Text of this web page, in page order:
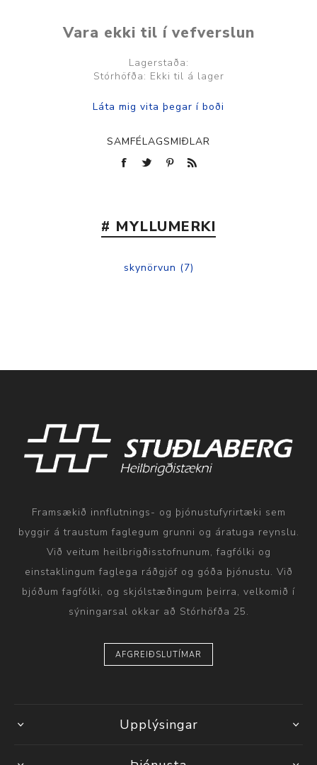
Vara ekki til í vefverslun
Lagerstaða:
Stórhöfða: Ekki til á lager
SAMFÉLAGSMIÐLAR
# MYLLUMERKI
skynörvun (7)
Framsækið innflutnings- og þjónustufyrirtæki sem
byggir á traustum faglegum grunni og áratuga reynslu.
Við veitum heilbrigðisstofnunum, fagfólki og
einstaklingum faglega ráðgjöf og góða þjónustu. Við
bjóðum fagfólki, og skjólstæðingum þeirra, velkomið í
sýningarsal okkar að Stórhöfða 25.
AFGREIÐSLUTÍMAR
Upplýsingar